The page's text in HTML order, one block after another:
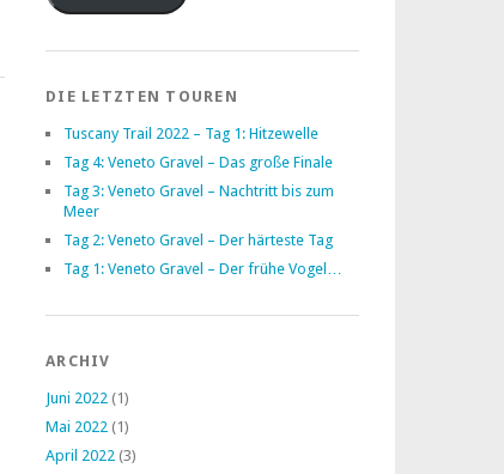
DIE LETZTEN TOUREN
Tuscany Trail 2022 – Tag 1: Hitzewelle
Tag 4: Veneto Gravel – Das große Finale
Tag 3: Veneto Gravel – Nachtritt bis zum
Meer
Tag 2: Veneto Gravel – Der härteste Tag
Tag 1: Veneto Gravel – Der frühe Vogel…
ARCHIV
Juni 2022 (1)
Mai 2022 (1)
April 2022 (3)